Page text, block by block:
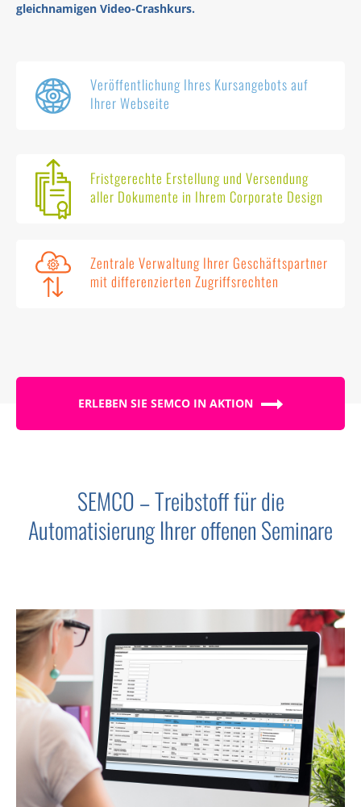
gleichnamigen Video-Crashkurs.
Veröffentlichung Ihres Kursangebots auf
Ihrer Webseite
Fristgerechte Erstellung und Versendung
aller Dokumente in Ihrem Corporate Design
Zentrale Verwaltung Ihrer Geschäftspartner
mit differenzierten Zugriffsrechten
ERLEBEN SIE SEMCO IN AKTION
SEMCO – Treibstoff für die
Automatisierung Ihrer offenen Seminare